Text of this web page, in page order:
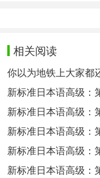
相关阅读
你以为地铁上大家都
新标准日本语高级：
新标准日本语高级：
新标准日本语高级：
新标准日本语高级：
新标准日本语高级：